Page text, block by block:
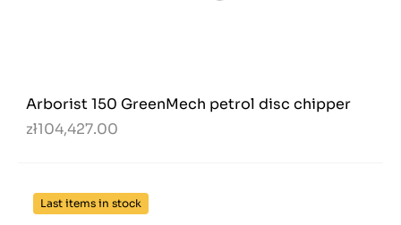
Arborist 150 GreenMech petrol disc chipper
zł104,427.00
Last items in stock